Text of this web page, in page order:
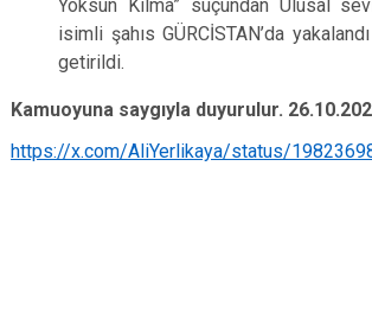
Yoksun Kılma” suçundan Ulusal
isimli şahıs GÜRCİSTAN’da
getirildi.
Kamuoyuna saygıyla duyurulur.
https://x.com/AliYerlikaya/status/